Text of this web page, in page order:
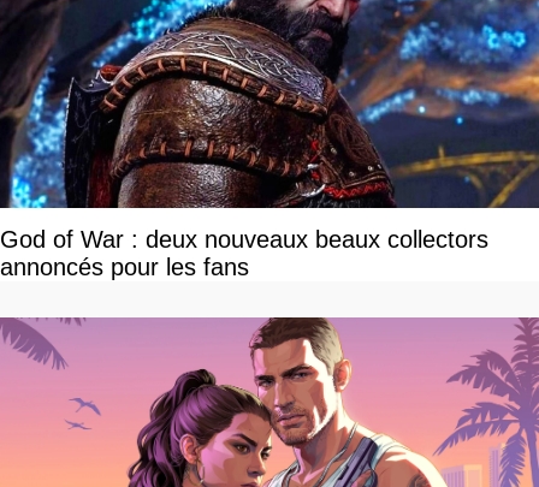
God of War : deux nouveaux beaux collectors
annoncés pour les fans